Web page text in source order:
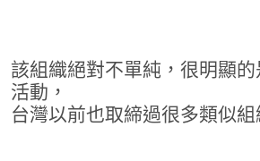
該組織絕對不單純，很明顯
活動，
台灣以前也取締過很多類似組